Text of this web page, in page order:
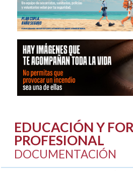
EDUCACIÓN Y
PROFESIONAL
DOCUMENTACIÓN